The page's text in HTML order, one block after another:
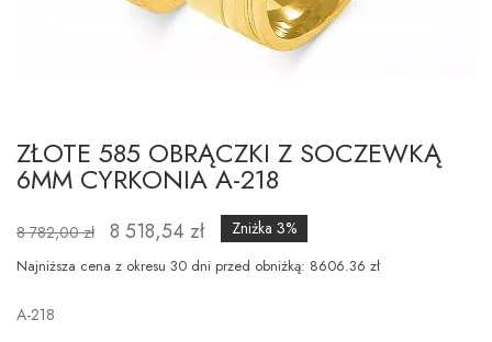
ZŁOTE 585 OBRĄCZKI Z SOCZEWKĄ
6MM CYRKONIA A-218
8 782,00 zł 8 518,54 zł Zniżka 3%
Najniższa cena z okresu 30 dni przed obniżką: 8606.36 zł
A-218